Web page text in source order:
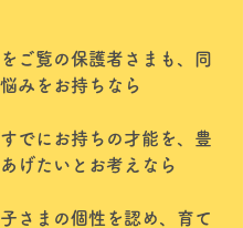
ご覧の保護者さまも、同
みをお持ちなら
でにお持ちの才能を、豊
げたいとお考えなら
さまの個性を認め、育て